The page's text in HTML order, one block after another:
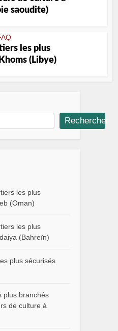
saoudite)
les plus
(Libye)
Rechercher
les plus
(Oman)
les plus
(Bahreïn)
plus sécurisés
plus branchés
de culture à